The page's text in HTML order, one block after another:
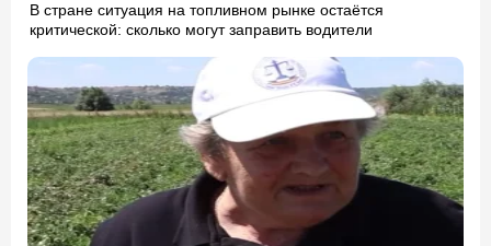
В стране ситуация на топливном рынке остаётся
критической: сколько могут заправить водители